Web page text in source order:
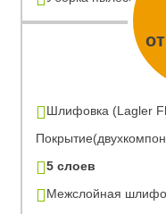
Шлифовка (Lagler
5 слоев
Межслойная